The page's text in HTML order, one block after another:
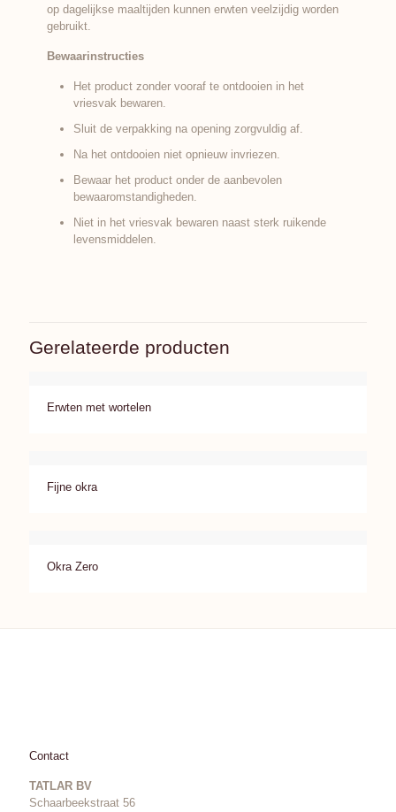
op dagelijkse maaltijden kunnen erwten veelzijdig worden
gebruikt.
Bewaarinstructies
Het product zonder vooraf te ontdooien in het
vriesvak bewaren.
Sluit de verpakking na opening zorgvuldig af.
Na het ontdooien niet opnieuw invriezen.
Bewaar het product onder de aanbevolen
bewaaromstandigheden.
Niet in het vriesvak bewaren naast sterk ruikende
levensmiddelen.
Gerelateerde producten
Erwten met wortelen
Fijne okra
Okra Zero
Contact
TATLAR BV
Schaarbeekstraat 56